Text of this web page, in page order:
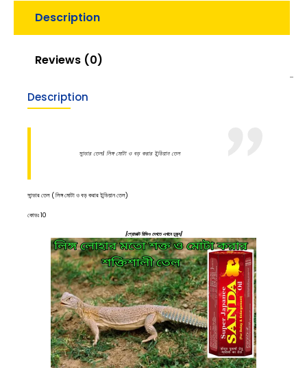
Description
Reviews (0)
Description
সান্ডার তেল। লিঙ্গ মোটা ও বড় করার ইন্ডিয়ান তেল
সান্ডার তেল ( লিঙ্গ মোটা ও বড় করার ইন্ডিয়ান তেল)
কোডঃ 10
/প্রোডাক্ট রিভিও দেখতে এখানে ঢুকুন/